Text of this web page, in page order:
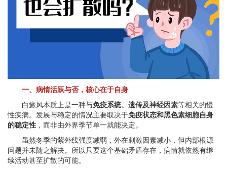
一、病情活跃与否，核心在于自身
白癜风本质上是一种与免疫系统、遗传及神经因素等相关的慢
性疾病。发展与稳定的情况主要取决于免疫状态和黑色素细胞自身
的稳定性 ，而非由外界季节单一就能决定。
虽然冬季的紫外线强度减弱，外在刺激因素减小，但内部根源
问题并未随之解决。所以只要这个基础矛盾存在，病情就依然有继
续活动甚至扩散的可能。